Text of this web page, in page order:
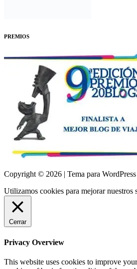
PREMIOS
Copyright © 2026 | Tema para
Utilizamos cookies para mejorar nuestros
Cerrar
Privacy Overview
This website uses cookies to improve